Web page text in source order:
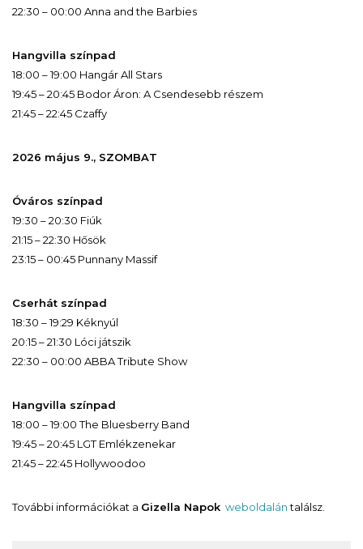
22:30 – 00:00 Anna and the Barbies
Hangvilla színpad
18:00 – 19:00 Hangár All Stars
19:45 – 20:45 Bodor Áron: A Csendesebb részem
21:45 – 22:45 Czaffy
2026 május 9., SZOMBAT
Óváros színpad
19:30 – 20:30 Fiúk
21:15 – 22:30 Hősök
23:15 – 00:45 Punnany Massif
Cserhát színpad
18:30 – 19:29 Kéknyúl
20:15 – 21:30 Lóci játszik
22:30 – 00:00 ABBA Tribute Show
Hangvilla színpad
18:00 – 19:00 The Bluesberry Band
19:45 – 20:45 LGT Emlékzenekar
21:45 – 22:45 Hollywoodoo
További információkat a Gizella Napok weboldalántalálsz.